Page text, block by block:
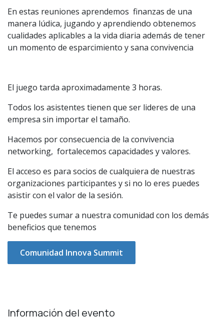
En estas reuniones aprendemos finanzas de una
manera lúdica, jugando y aprendiendo obtenemos
cualidades aplicables a la vida diaria además de tener
un momento de esparcimiento y sana convivencia
El juego tarda aproximadamente 3 horas.
Todos los asistentes tienen que ser lideres de una
empresa sin importar el tamaño.
Hacemos por consecuencia de la convivencia
networking, fortalecemos capacidades y valores.
El acceso es para socios de cualquiera de nuestras
organizaciones participantes y si no lo eres puedes
asistir con el valor de la sesión.
Te puedes sumar a nuestra comunidad con los demás
beneficios que tenemos
Comunidad Innova Summit
Información del evento